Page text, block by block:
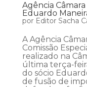
Agência
Eduardo
por Editor Sacha
A Agência
Comissão
realizado na
última terça-
do sócio
de fusão de